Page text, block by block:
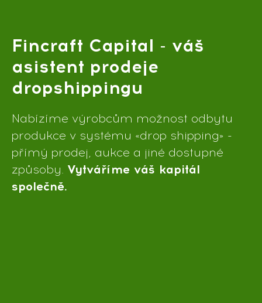
Fincraft Capital - váš
asistent prodeje
dropshippingu
Nabízíme výrobcům možnost odbytu
produkce v systému «drop shipping» -
přímý prodej, aukce a jiné dostupné
způsoby. Vytváříme váš kapitál
společně.